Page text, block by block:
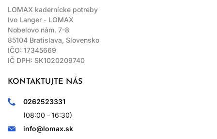
LOMAX kadernícke potreby
Ivo Langer - LOMAX
Nobelovo nám. 7-8
85104 Bratislava, Slovensko
IČO: 17345669
IČ DPH: SK1020209740
KONTAKTUJTE NÁS
0262523331
(08:00 - 16:30)
info@lomax.sk